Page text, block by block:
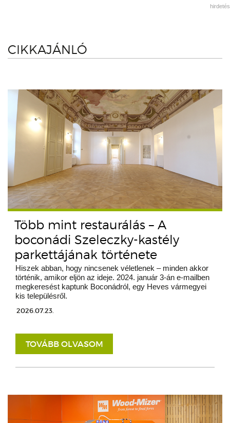
hirdetés
CIKKAJÁNLÓ
Több mint restaurálás – A
boconádi Szeleczky-kastély
parkettájának története
Hiszek abban, hogy nincsenek véletlenek – minden akkor
történik, amikor eljön az ideje. 2024. január 3-án e-mailben
megkeresést kaptunk Boconádról, egy Heves vármegyei
kis településről.
2026.07.23.
TOVÁBB OLVASOM